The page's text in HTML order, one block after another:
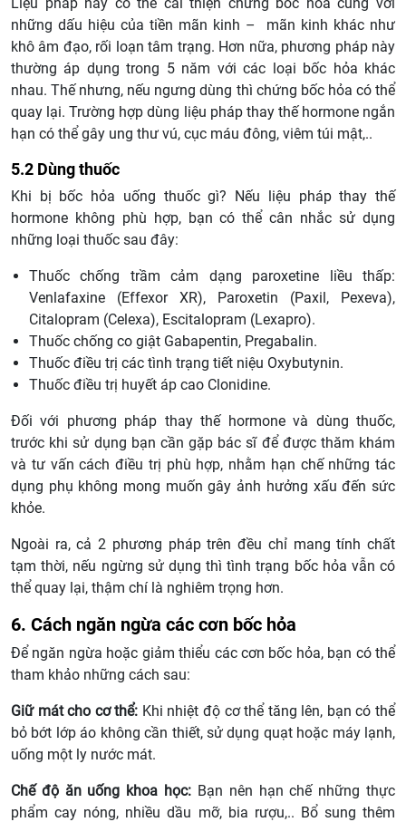
những dấu hiệu của tiền mãn kinh – mãn kinh khác như
khô âm đạo, rối loạn tâm trạng. Hơn nữa, phương pháp này
thường áp dụng trong 5 năm với các loại bốc hỏa khác
nhau. Thế nhưng, nếu ngưng dùng thì chứng bốc hỏa có thể
quay lại. Trường hợp dùng liệu pháp thay thế hormone ngắn
hạn có thể gây ung thư vú, cục máu đông, viêm túi mật,..
5.2 Dùng thuốc
Khi bị bốc hỏa uống thuốc gì? Nếu liệu pháp thay thế
hormone không phù hợp, bạn có thể cân nhắc sử dụng
những loại thuốc sau đây:
Thuốc chống trầm cảm dạng paroxetine liều thấp:
Venlafaxine (Effexor XR), Paroxetin (Paxil, Pexeva),
Citalopram (Celexa), Escitalopram (Lexapro).
Thuốc chống co giật Gabapentin, Pregabalin.
Thuốc điều trị các tình trạng tiết niệu Oxybutynin.
Thuốc điều trị huyết áp cao Clonidine.
Đối với phương pháp thay thế hormone và dùng thuốc,
trước khi sử dụng bạn cần gặp bác sĩ để được thăm khám
và tư vấn cách điều trị phù hợp, nhằm hạn chế những tác
dụng phụ không mong muốn gây ảnh hưởng xấu đến sức
khỏe.
Ngoài ra, cả 2 phương pháp trên đều chỉ mang tính chất
tạm thời, nếu ngừng sử dụng thì tình trạng bốc hỏa vẫn có
thể quay lại, thậm chí là nghiêm trọng hơn.
6. Cách ngăn ngừa các cơn bốc hỏa
Để ngăn ngừa hoặc giảm thiểu các cơn bốc hỏa, bạn có thể
tham khảo những cách sau:
Giữ mát cho cơ thể: Khi nhiệt độ cơ thể tăng lên, bạn có thể
bỏ bớt lớp áo không cần thiết, sử dụng quạt hoặc máy lạnh,
uống một ly nước mát.
Chế độ ăn uống khoa học: Bạn nên hạn chế những thực
phẩm cay nóng, nhiều dầu mỡ, bia rượu,.. Bổ sung thêm